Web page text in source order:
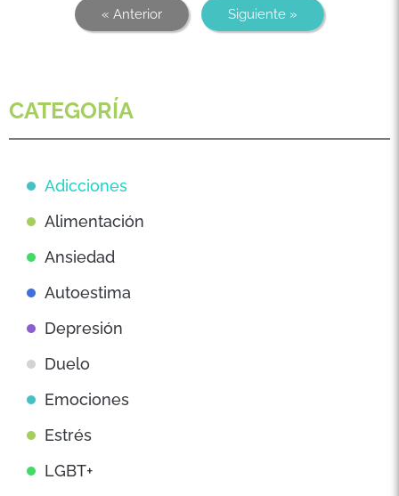
« Anterior Siguiente »
CATEGORÍA
Adicciones
Alimentación
Ansiedad
Autoestima
Depresión
Duelo
Emociones
Estrés
LGBT+